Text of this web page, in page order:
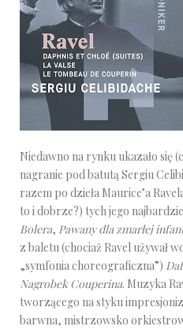
Niedawno na rynku ukazało się
nagranie pod batutą Sergiu
razem po dzieła Maurice’a
to i dobrze?) tych jego
Bolera, Pawany dla zmarłej
z baletu (chociaż Ravel używał
„symfonia choreograficzna”)
Nagrobek Couperina. Muzyka
tworzącego na styku
barwna, mistrzowsko